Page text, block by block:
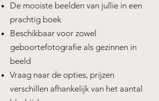
​De mooiste beelden van jullie in een
prachtig boek
Beschikbaar voor zowel
geboortefotografie als gezinnen in
beeld
Vraag naar de opties, prijzen
verschillen afhankelijk van het aantal